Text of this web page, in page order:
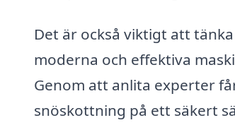
Det är också viktigt att
moderna och effektiva
Genom att anlita experter
snöskottning på ett säkert